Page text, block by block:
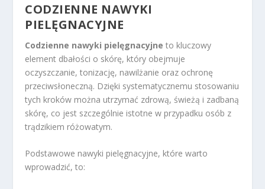
CODZIENNE NAWYKI
PIELĘGNACYJNE
Codzienne nawyki pielęgnacyjne to kluczowy
element dbałości o skórę, który obejmuje
oczyszczanie, tonizację, nawilżanie oraz ochronę
przeciwsłoneczną. Dzięki systematycznemu stosowaniu
tych kroków można utrzymać zdrową, świeżą i zadbaną
skórę, co jest szczególnie istotne w przypadku osób z
trądzikiem różowatym.
Podstawowe nawyki pielęgnacyjne, które warto
wprowadzić, to: